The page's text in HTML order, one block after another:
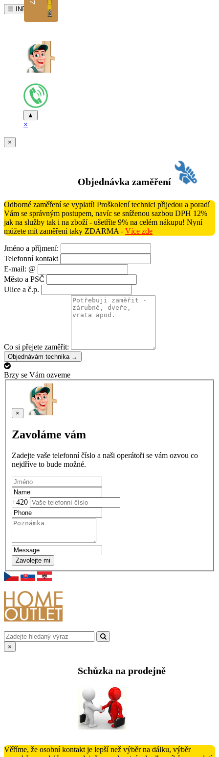
☰ INFO
▲
×
×
Objednávka zaměření
Odborné zaměření se vyplatí! Proškolení technici přijedou a poradí
Vám se správným postupem, navíc se sníženou sazbou DPH 12%
jak na služby tak i na zboží - ušetříte 9% na celém nákupu! Nyní
můžete mít zaměření taky ZDARMA - Více zde
Jméno a příjmení:
Telefonní kontakt
E-mail: @
Město a PSČ
Ulice a č.p.
Co si přejete zaměřit:
Objednávám technika →
Brzy se Vám ozveme
×
Zavoláme vám
Zadejte vaše telefonní číslo a naši operátoři se vám ozvou co
nejdříve to bude možné.
+420
Zavolejte mi
×
Schůzka na prodejně
Věříme, že osobní kontakt je lepší než výběr na dálku, výběr